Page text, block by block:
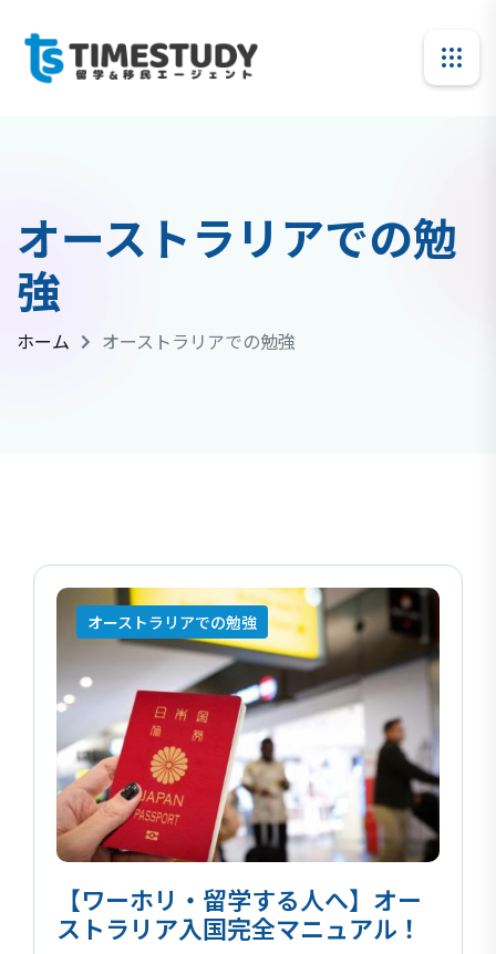
オーストラリアでの勉
強
ホーム オーストラリアでの勉強
オーストラリアでの勉強
【ワーホリ・留学する人へ】オー
ストラリア入国完全マニュアル！